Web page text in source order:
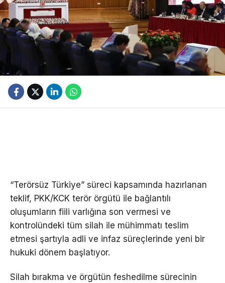
“Terörsüz Türkiye” süreci kapsamında hazırlanan
teklif, PKK/KCK terör örgütü ile bağlantılı
oluşumların fiili varlığına son vermesi ve
kontrolündeki tüm silah ile mühimmatı teslim
etmesi şartıyla adli ve infaz süreçlerinde yeni bir
hukuki dönem başlatıyor.
Silah bırakma ve örgütün feshedilme sürecinin